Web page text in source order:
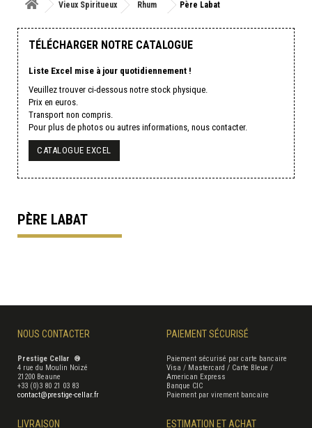
Vieux Spiritueux Rhum Père Labat
TÉLÉCHARGER NOTRE CATALOGUE
Liste Excel mise à jour quotidiennement !
Veuillez trouver ci-dessous notre stock physique.
Prix en euros.
Transport non compris.
Pour plus de photos ou autres informations, nous contacter.
CATALOGUE EXCEL
PÈRE LABAT
NOUS CONTACTER
Prestige Cellar ®
4 rue du Moulin Noizé
21200 Beaune
+33 (0)3 80 21 03 83
contact@prestige-cellar.fr
PAIEMENT SÉCURISÉ
Paiement sécurisé par carte bancaire
Visa / Mastercard / Carte Bleue /
American Express
Banque CIC
Paiement par virement bancaire
LIVRAISON ESTIMATION ET ACHAT